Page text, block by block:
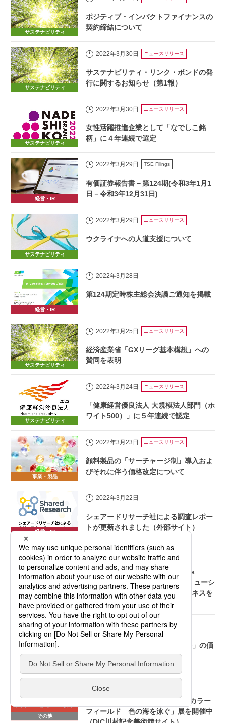
サステナビリティ
ポジティブ・インパクトファイナンスの
契約締結について
サステナビリティ
2022年3月30日 ニュースリリース
サステナビリティ・リンク・ボンドの発
行に関するお知らせ（第1報）
サステナビリティ
2022年3月30日 ニュースリリース
女性活躍推進企業として「なでしこ銘
柄」に４年連続で選定
経営・IR
2022年3月29日 TSE Filings
有価証券報告書－第124期(令和3年1月1
日－令和3年12月31日)
サステナビリティ
2022年3月29日 ニュースリリース
ウクライナへの人道支援について
経営・IR
2022年3月28日
第124期定時株主総会決議ご通知を掲載
サステナビリティ
2022年3月25日 ニュースリリース
経済産業省「GXリーグ基本構想」への
賛同を表明
サステナビリティ
2022年3月24日 ニュースリリース
「健康経営優良法人 大規模法人部門（ホ
ワイト500）」に５年連続で認定
事業・製品
2022年3月23日 ニュースリリース
顔料製品の「サーチャージ制」導入およ
びそれに伴う価格改定について
経営・IR
2022年3月22日
シェアードリサーチ社による調査レポー
トが更新されました（外部サイト）
展示会・イベント
2022年3月22日 ニュースリリース
サンケミカル社が「In‐Cosmetics
2022」で革新的で持続可能なソリューシ
ョンを提供し、ビューティービジネスを
再展開
事業・製品
2022年3月22日 ニュースリリース
共押出多層フィルム「DIFAREN®」の価
格改定について
その他
DIC川村記念美術館では展覧会「カラー
フィールド 色の海を泳ぐ」展を開催中